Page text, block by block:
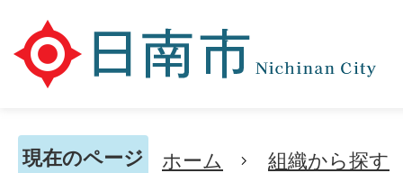
現在のページ ホーム 組織から探す